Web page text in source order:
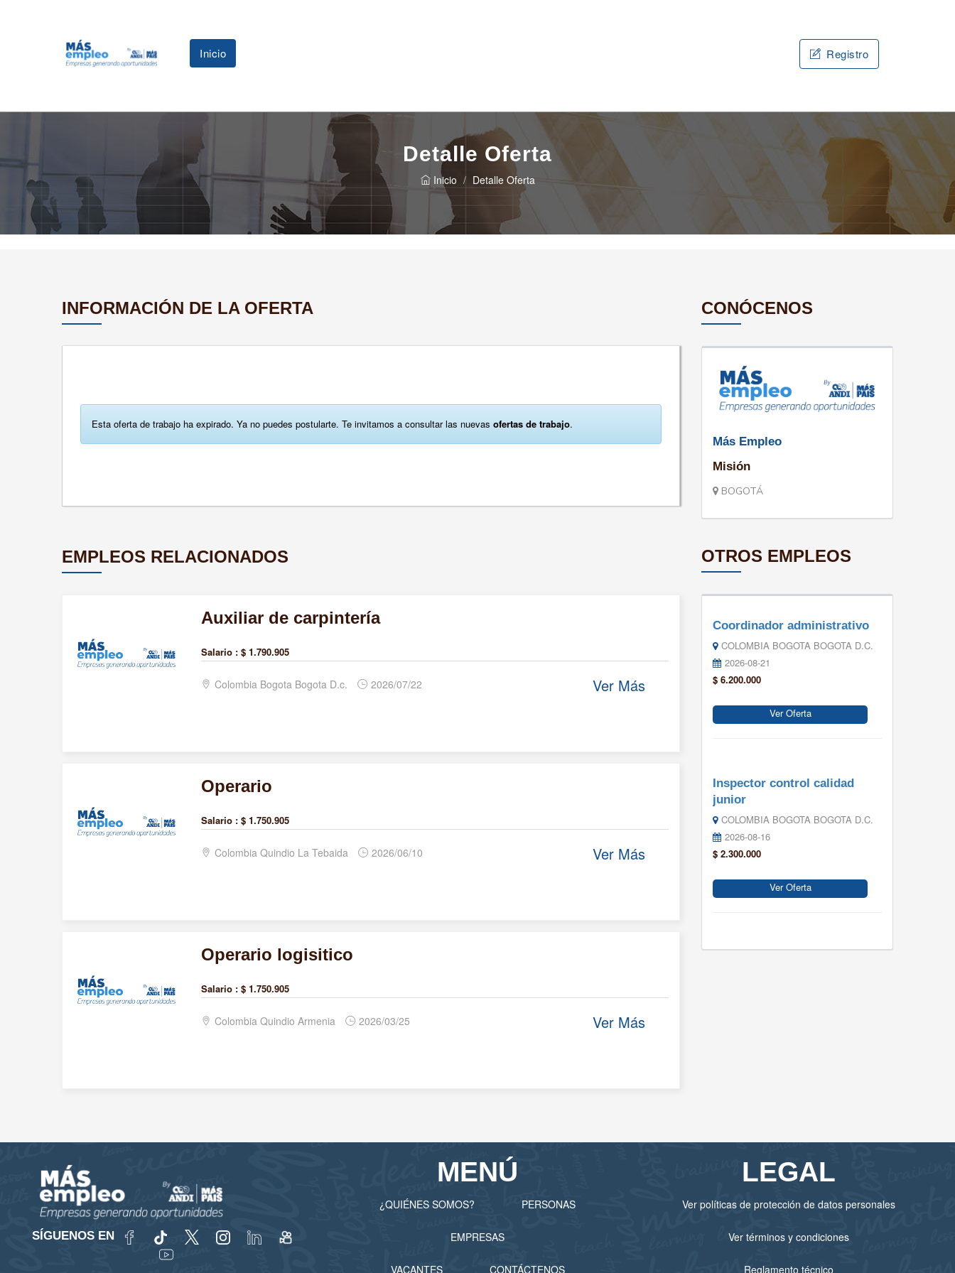
Inicio Registro
Detalle Oferta
Inicio Detalle Oferta
INFORMACIÓN DE LA OFERTA
Esta oferta de trabajo ha expirado. Ya no puedes postularte. Te invitamos a consultar las nuevas ofertas de trabajo.
EMPLEOS RELACIONADOS
Auxiliar de carpintería
Salario : $ 1.790.905
Colombia Bogota Bogota D.c. 2026/07/22 Ver Más
Operario
Salario : $ 1.750.905
Colombia Quindio La Tebaida 2026/06/10 Ver Más
Operario logisitico
Salario : $ 1.750.905
Colombia Quindio Armenia 2026/03/25 Ver Más
CONÓCENOS
Más Empleo
Misión
BOGOTÁ
OTROS EMPLEOS
Coordinador administrativo
COLOMBIA BOGOTA BOGOTA D.C.
2026-08-21
$ 6.200.000
Ver Oferta
Inspector control calidad
junior
COLOMBIA BOGOTA BOGOTA D.C.
2026-08-16
$ 2.300.000
Ver Oferta
SÍGUENOS EN
MENÚ
¿QUIÉNES SOMOS? PERSONAS
EMPRESAS
VACANTES CONTÁCTENOS
LEGAL
Ver políticas de protección de datos personales
Ver términos y condiciones
Reglamento técnico